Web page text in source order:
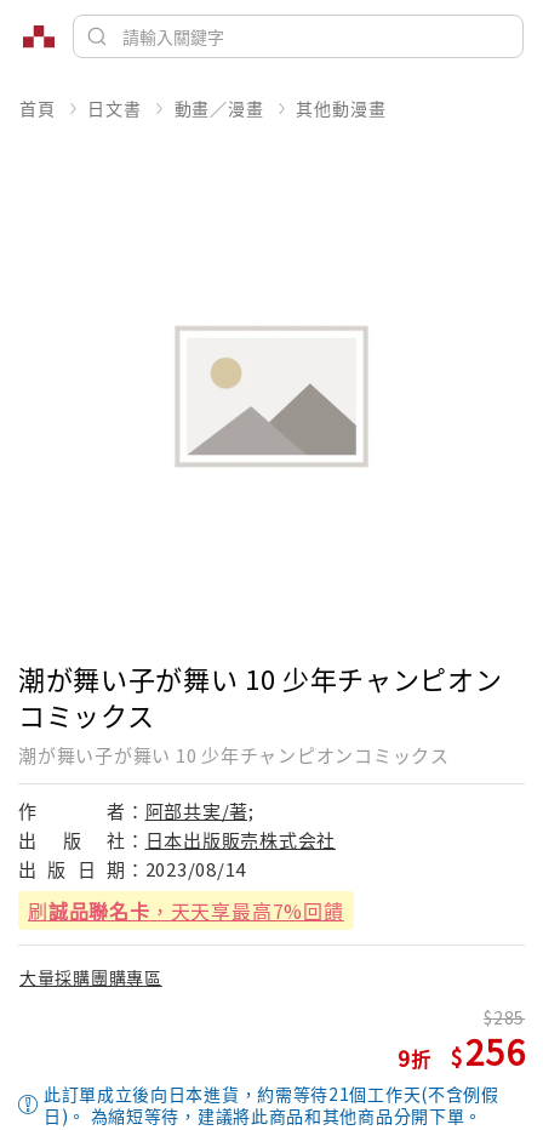
首頁 日文書 動畫／漫畫 其他動漫畫
潮が舞い子が舞い 10 少年チャンピオン
コミックス
潮が舞い子が舞い 10 少年チャンピオンコミックス
作 者： 阿部共実/著;
出
版 社： 日本出版販売株式会社
出 版 日 期： 2023/08/14
刷誠品聯名卡 ，天天享最高7%回饋
大量採購團購專區
9
285
256
此訂單成立後向日本進貨，約需等待21個工作天(不含例假
日)。 為縮短等待，建議將此商品和其他商品分開下單。